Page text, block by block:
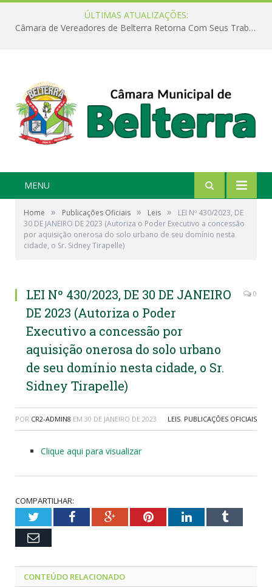
ÚLTIMAS ATUALIZAÇÕES:
Câmara de Vereadores de Belterra Retorna Com Seus Trabalhos Legislativos
MENU
Home » Publicações Oficiais » Leis »
LEI Nº 430/2023, DE
30 DE JANEIRO DE 2023 (Autoriza o Poder Executivo a concessão
por aquisição onerosa do solo urbano de seu domínio nesta
cidade, o Sr. Sidney Tirapelle)
LEI Nº 430/2023, DE 30 DE JANEIRO
DE 2023 (Autoriza o Poder
Executivo a concessão por
aquisição onerosa do solo urbano
de seu domínio nesta cidade, o Sr.
Sidney Tirapelle)
0
POR CR2-ADMIN8 EM 30 DE JANEIRO DE 2023 LEIS, PUBLICAÇÕES OFICIAIS
Clique aqui para visualizar
COMPARTILHAR:
TwitterFacebookGoogle+PinterestLinkedInTumblr
Email
CONTEÚDO RELACIONADO